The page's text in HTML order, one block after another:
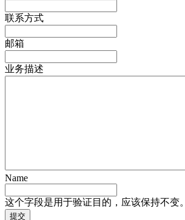
联系方式
邮箱
业务描述
Name
这个字段是用于验证目的，应该保持不变。